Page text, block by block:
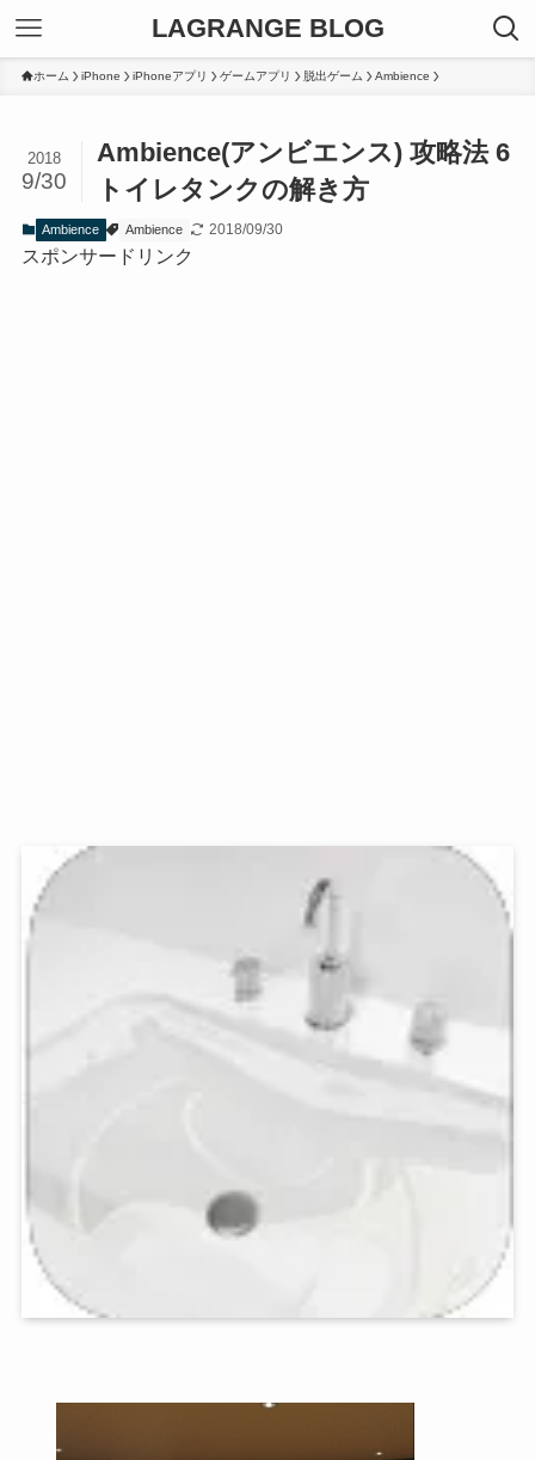
LAGRANGE BLOG
ホーム iPhone iPhoneアプリ ゲームアプリ 脱出ゲーム Ambience
Ambience(アンビエンス) 攻略法 6
トイレタンクの解き方
2018
9/30
Ambience Ambience 2018/09/30
スポンサードリンク